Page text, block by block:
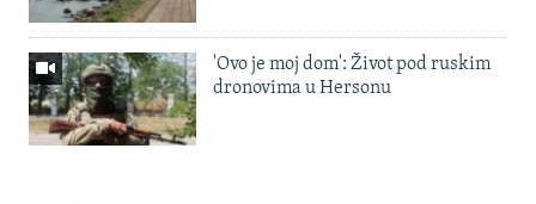
'Ovo je moj dom': Život pod ruskim
dronovima u Hersonu